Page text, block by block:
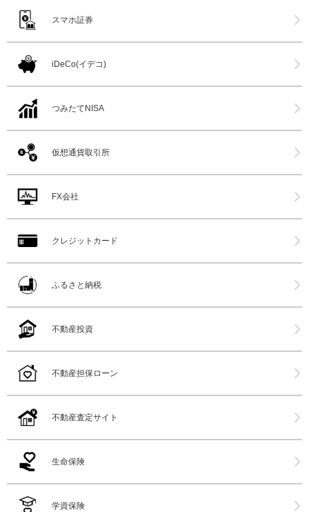
スマホ証券
iDeCo(イデコ)
つみたてNISA
仮想通貨取引所
FX会社
クレジットカード
ふるさと納税
不動産投資
不動産担保ローン
不動産査定サイト
生命保険
学資保険